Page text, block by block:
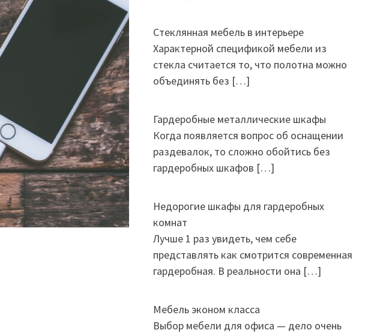
Стеклянная мебель в интерьере
Характерной спецификой мебели из
стекла считается то, что полотна можно
объединять без […]
Гардеробные металлические шкафы
Когда появляется вопрос об оснащении
раздевалок, то сложно обойтись без
гардеробных шкафов […]
Недорогие шкафы для гардеробных
комнат
Лучше 1 раз увидеть, чем себе
представлять как смотрится современная
гардеробная. В реальности она […]
Мебель эконом класса
Выбор мебели для офиса — дело очень